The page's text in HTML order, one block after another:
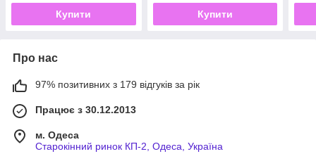
Купити Купити
Про нас
97% позитивних з 179 відгуків за рік
Працює з 30.12.2013
м. Одеса
Старокінний ринок КП-2, Одеса, Україна